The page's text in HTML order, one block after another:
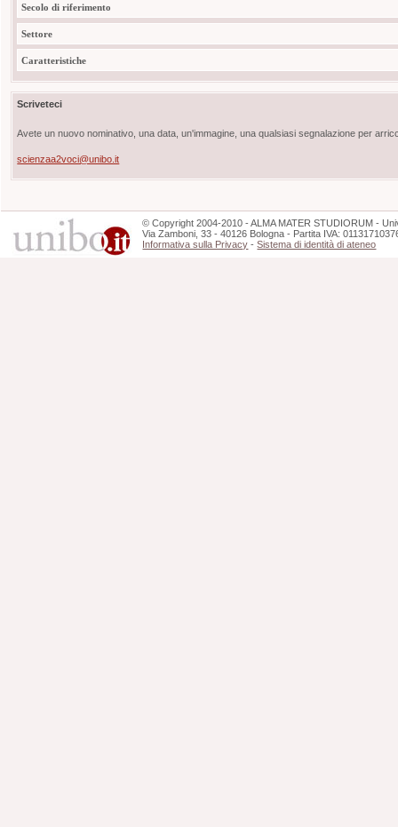
Secolo di riferimento
Settore
Caratteristiche
Scriveteci
Avete un nuovo nominativo, una data, un'immagine, una qualsiasi segnalazione per
scienzaa2voci@unibo.it
©Copyright 2004-2010 - ALMA MATER STUDIORUM -
Via Zamboni, 33 - 40126 Bologna - Partita IVA:
Informativa sulla Privacy -Sistema di identità di ateneo